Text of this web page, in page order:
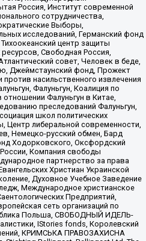
Россия, Институт современной
сотрудничества,
Выборы,
исследований, Германский фонд
центр защиты
Свободная Россия,
совет, Человек в беде,
Джеймстаунский фонд, Прожект
насильственного извлечения
Фалуньгун, Коалиция по
Фалуньгун в Китае,
преследований Фалуньгун,
школ политических
Центр либеральной современности,
Немецко-русский обмен, Бард
Ходорковского, Оксфордский
Компания свободы
партнерство за права
Христиан Украинской
Духовное Учебное Заведение
Международное христианское
Предприятий,
сеть организаций по
Польша, СВОБОДНЫЙ ИДЕЛЬ-
IStories fonds, Королевский
КРИМСЬКА ПРАВОЗАХИСНА